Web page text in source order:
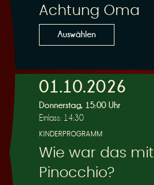
e
s
Achtung Oma
Auswählen
01.10.2026
Donnerstag, 15:00 Uhr
Einlass: 14:30
KINDERPROGRAMM
Wie war das mit
Pinocchio?